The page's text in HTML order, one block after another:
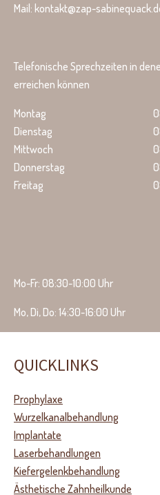
Mail: kontakt@zap-
Telefonische Sprechzeiten in
erreichen können
Montag
Dienstag
Mittwoch
Donnerstag
Freitag
Mo-Fr: 08:30-10:00 Uhr
Mo, Di, Do: 14:30-16:00 Uhr
QUICKLINKS
Prophylaxe
Wurzelkanalbehandlung
Implantate
Laserbehandlungen
Kiefergelenkbehandlung
Ästhetische Zahnheilkunde